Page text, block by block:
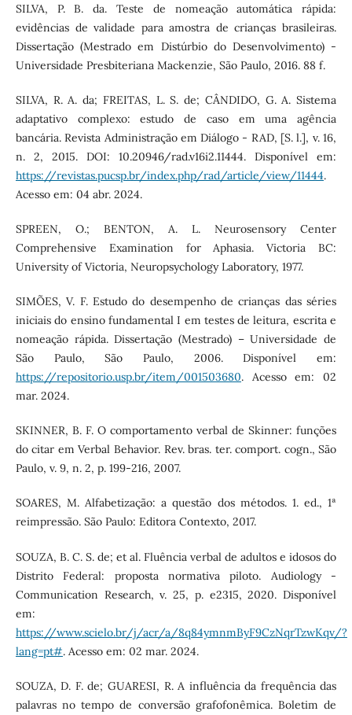
SILVA, P. B. da. Teste de nomeação automática rápida:
evidências de validade para amostra de crianças brasileiras.
Dissertação (Mestrado em Distúrbio do Desenvolvimento) -
Universidade Presbiteriana Mackenzie, São Paulo, 2016. 88 f.
SILVA, R. A. da; FREITAS, L. S. de; CÂNDIDO, G. A. Sistema
adaptativo complexo: estudo de caso em uma agência
bancária. Revista Administração em Diálogo - RAD, [S. l.], v. 16,
n. 2, 2015. DOI: 10.20946/rad.v16i2.11444. Disponível em:
https://revistas.pucsp.br/index.php/rad/article/view/11444.
Acesso em: 04 abr. 2024.
SPREEN, O.; BENTON, A. L. Neurosensory Center
Comprehensive Examination for Aphasia. Victoria BC:
University of Victoria, Neuropsychology Laboratory, 1977.
SIMÕES, V. F. Estudo do desempenho de crianças das séries
iniciais do ensino fundamental I em testes de leitura, escrita e
nomeação rápida. Dissertação (Mestrado) – Universidade de
São Paulo, São Paulo, 2006. Disponível em:
https://repositorio.usp.br/item/001503680. Acesso em: 02
mar. 2024.
SKINNER, B. F. O comportamento verbal de Skinner: funções
do citar em Verbal Behavior. Rev. bras. ter. comport. cogn., São
Paulo, v. 9, n. 2, p. 199-216, 2007.
SOARES, M. Alfabetização: a questão dos métodos. 1. ed., 1ª
reimpressão. São Paulo: Editora Contexto, 2017.
SOUZA, B. C. S. de; et al. Fluência verbal de adultos e idosos do
Distrito Federal: proposta normativa piloto. Audiology -
Communication Research, v. 25, p. e2315, 2020. Disponível
em:
https://www.scielo.br/j/acr/a/8q84ymnmByF9CzNqrTzwKqv/?
lang=pt#. Acesso em: 02 mar. 2024.
SOUZA, D. F. de; GUARESI, R. A influência da frequência das
palavras no tempo de conversão grafofonêmica. Boletim de